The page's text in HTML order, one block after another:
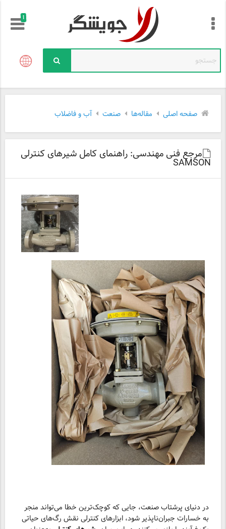
!
صفحه اصلی مقاله‌ها صنعت آب و فاضلاب
مرجع فنی مهندسی: راهنمای کامل شیرهای کنترلی
SAMSON
در دنیای پرشتاب صنعت، جایی که کوچک‌ترین خطا می‌تواند منجر
به خسارات جبران‌ناپذیر شود، ابزارهای کنترلی نقش رگ‌های حیاتی